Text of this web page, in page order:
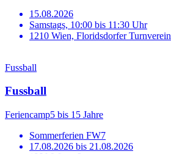
15.08.2026
Samstags, 10:00 bis 11:30 Uhr
1210 Wien, Floridsdorfer Turnverein
Fussball
Fussball
Feriencamp5 bis 15 Jahre
Sommerferien FW7
17.08.2026 bis 21.08.2026